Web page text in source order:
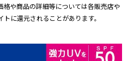
や商品の詳細等については各販売店や
に還元されることがあります。